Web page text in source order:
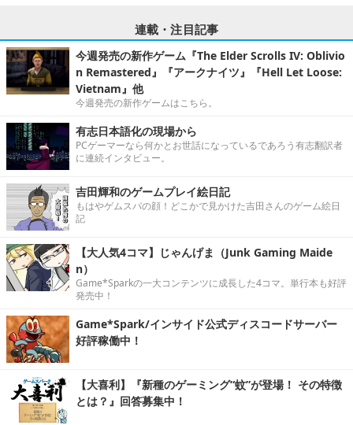
連載・注目記事
今週発売の新作ゲーム『The Elder Scrolls IV: Oblivio
n Remastered』『アークナイツ』『Hell Let Loose:
Vietnam』他
今週発売の新作ゲームはこちら。
有志日本語化の現場から
PCゲーマーなら何かとお世話になっているであろう有志翻訳者
に連続インタビュー。
吉田輝和のゲームプレイ絵日記
もはやゲムスパの顔！どこかで見かけた吉田さんのゲーム絵日
記
【大人気4コマ】じゃんげま（Junk Gaming Maide
n）
Game*Sparkの一大コンテンツに成長した4コマ。単行本も好評
発売中！
Game*Spark/インサイド公式ディスコードサーバー
好評稼働中！
【大喜利】『新種のゲーミング“蚊”が登場！ その特徴
とは？』回答募集中！